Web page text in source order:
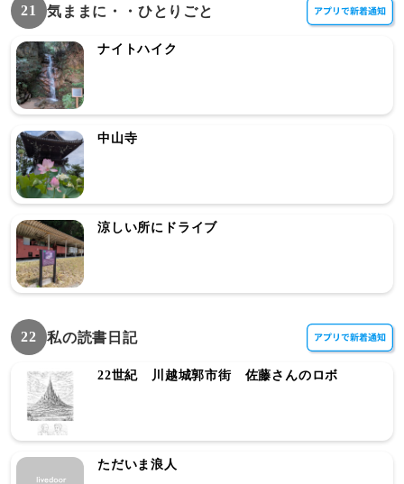
21 気ままに・・ひとりごと
ナイトハイク
中山寺
涼しい所にドライブ
22 私の読書日記
22世紀 川越城郭市街 佐藤さんのロボ
ただいま浪人